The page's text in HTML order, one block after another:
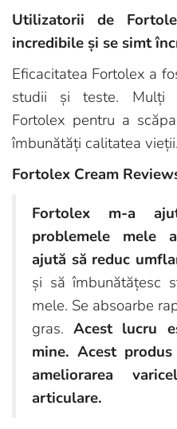
Utilizatorii de
incredibile și se simt
Eficacitatea Fortolex a
studii și teste. Mulți
Fortolex pentru a
îmbunătăți calitatea vieții.
Fortolex Cream
Fortolex m-a
problemele mele
ajută să reduc
și să îmbunătățesc
mele. Se absoarbe
gras.Acest lucru
mine. Acest
ameliorarea
articulare.